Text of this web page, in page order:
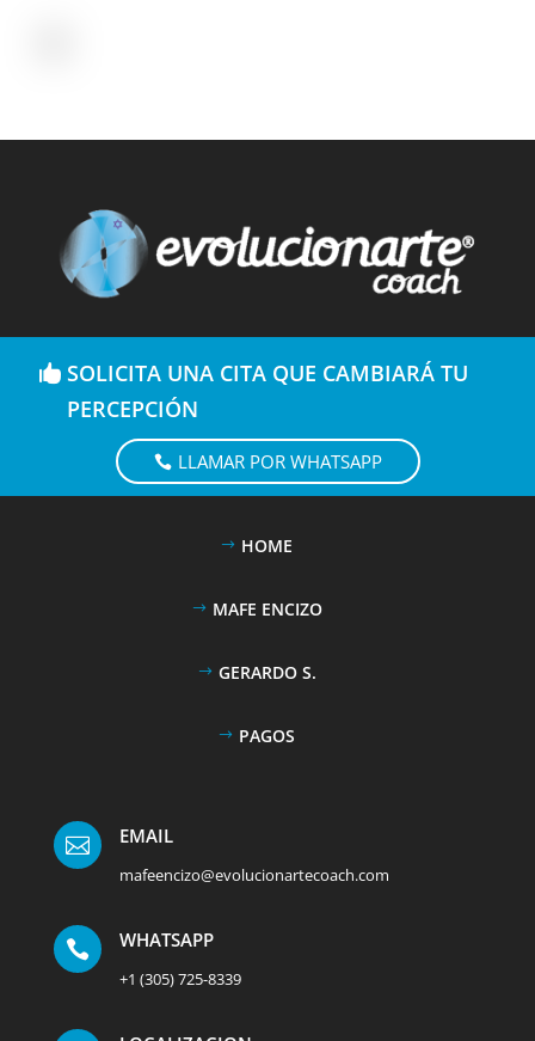
SOLICITA UNA CITA QUE CAMBIARÁ TU
PERCEPCIÓN
LLAMAR POR WHATSAPP
HOME
MAFE ENCIZO
GERARDO S.
PAGOS
 EMAIL
mafeencizo@evolucionartecoach.com
 WHATSAPP
+1 (305) 725-8339